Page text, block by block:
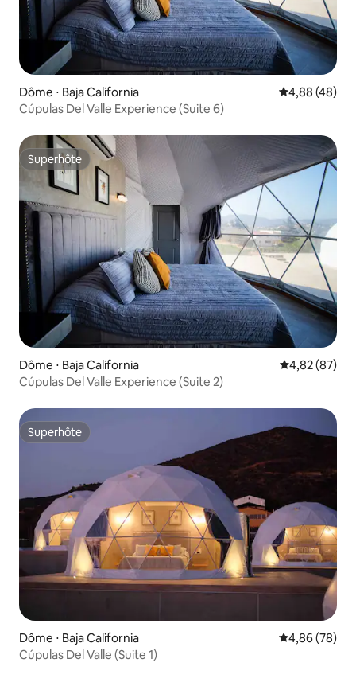
Dôme ⋅ Baja California Évaluation
4,88 (48)
Cúpulas Del Valle Experience (Suite 6)
Superhôte
Superhôte
Dôme ⋅ Baja California Évaluation
4,82 (87)
Cúpulas Del Valle Experience (Suite 2)
Superhôte
Superhôte
Dôme ⋅ Baja California Évaluation
4,86 (78)
Cúpulas Del Valle (Suite 1)